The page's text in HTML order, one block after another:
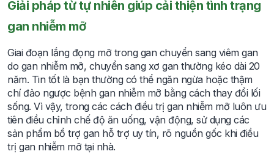
Giải pháp từ tự nhiên giúp cải thiện tình trạng
gan nhiễm mỡ
Giai đoạn lắng đọng mỡ trong gan chuyển sang viêm gan
do gan nhiễm mỡ, chuyển sang xơ gan thường kéo dài 20
năm. Tin tốt là bạn thường có thể ngăn ngừa hoặc thậm
chí đảo ngược bệnh gan nhiễm mỡ bằng cách thay đổi lối
sống. Vì vậy, trong các cách điều trị gan nhiễm mỡ luôn ưu
tiên điều chỉnh chế độ ăn uống, vận động, sử dụng các
sản phẩm bổ trợ gan hỗ trợ uy tín, rõ nguồn gốc khi điều
trị gan nhiễm mỡ tại nhà.